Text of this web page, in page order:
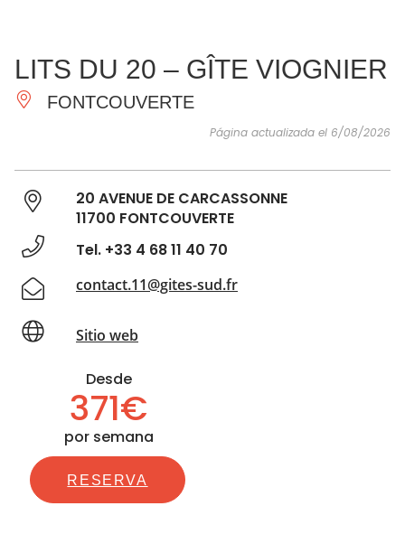
IMPRESCINDIBLES
HACER
INSPIRACIONES
LITS DU 20 – GÎTE VIOGNIER
FONTCOUVERTE
Página actualizada el 6/08/2026
20 AVENUE DE CARCASSONNE
11700 FONTCOUVERTE
Tel. +33 4 68 11 40 70
contact.11@gites-sud.fr
Sitio web
Desde
371€
por semana
RESERVA